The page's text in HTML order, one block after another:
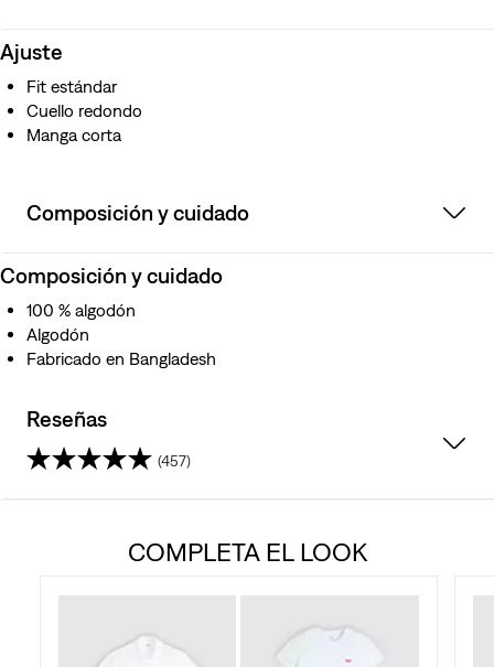
Ajuste
Fit estándar
Cuello redondo
Manga corta
Composición y cuidado
Composición y cuidado
100 % algodón
Algodón
Fabricado en Bangladesh
Reseñas
(457)
COMPLETA EL LOOK